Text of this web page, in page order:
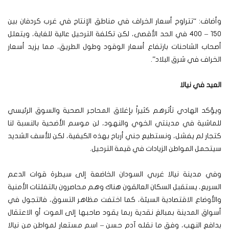
وأضاف: “تتراوح أسعار الخراف في مناطق الإنتاج في غرب كردفان بين
150 – 400 في الحد الأقصى، لكن تكلفة الترحيل عالية للغاية، ويتعلل
أصحاب الشاحنات بارتفاع أسعار الوقود وطول الطريق، مما يزيد أسعار
الخراف في شرق البلاد”.
العيد في نيالا
ويؤكد الهادي تأثرهم كثيراً بإغلاق المحاجر الصحية والسوق الرئيسي
للماشية في مدينتي الخوي والنهود، لن موسم الأضحية بالنسبة لنا
كتجار لم يفشل، ونستطيع جني أرباح بهذه الكيفية، لكن للأسف الشديد
سيتحمل المواطن الزيادات في قيمة الترحيل.
وفي مدينة نيالا غربي السودان الخاضعة إلى سيطرة قوات الدعم
السريع، يستقبل السكان العالقون هناك وهم محاصرون بالتفلتات الأمنية
والأوضاع الاقتصادية السيئة، كما اختفت مظاهر التسوق، فالتجول في
أسواق المدينة بمبالغ نقدية ربما يقود صاحبها إلى الموت أو الاعتقال
بدافع النهب، وفق ما نقله آدم حسن – اسم مستعار لمواطن من نيالا